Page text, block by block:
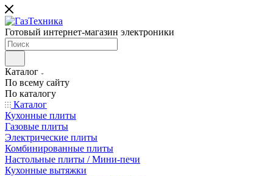
Готовый интернет-магазин электроники
Каталог
По всему сайту
По каталогу
Каталог
Кухонные плиты
Газовые плиты
Электрические плиты
Комбинированные плиты
Настольные плиты / Мини-печи
Кухонные вытяжки